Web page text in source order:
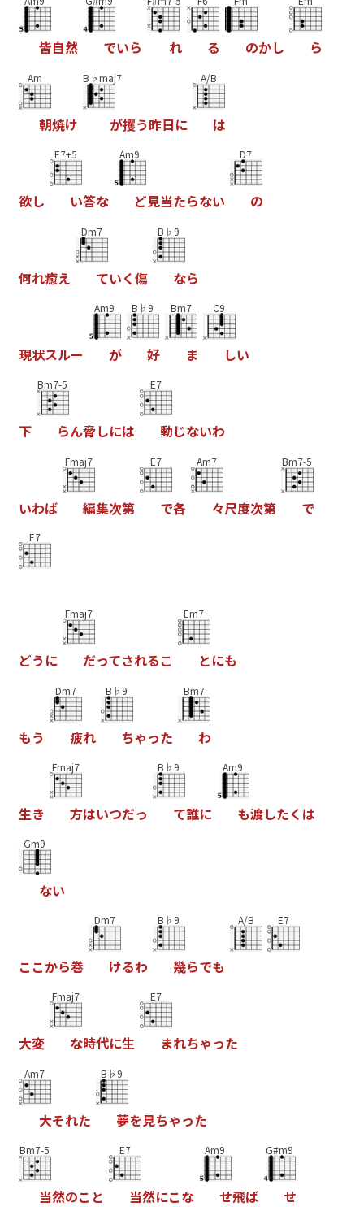
皆自然 でいら れ る のかし ら
Am
朝焼け
B♭maj7
が攫う昨日に
A/B
は
欲し
E7+5
い答な
Am9
ど見当たらない
D7
の
何れ癒え
Dm7
ていく傷
B♭9
なら
現状スルー
Am9
が
B♭9
好
Bm7
ま
C9
しい
下
Bm7-5
らん脅しには
E7
動じないわ
いわば
Fmaj7
編集次第
E7
で各
Am7
々尺度次第
Bm7-5
で
E7
どう に
Fmaj7
だってされるこ
Em7
とにも
もう
Dm7
疲れ
B♭9
ちゃった
Bm7
わ
生き
Fmaj7
方はいつだっ
B♭9
て誰に
Am9
も渡したく は
Gm9
ない
こ こから巻
Dm7
けるわ
B♭9
幾らでも
A/B E7
大変
Fmaj7
な時代に生
E7
まれちゃった
Am7
大それた
B♭9
夢を見ちゃった
Bm7-5
当然のこ と
E7
当然にこな
Am9
せ飛ば
G#m9
せ